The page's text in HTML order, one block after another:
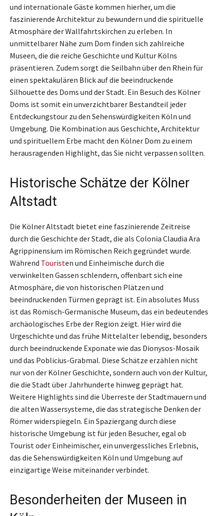
und internationale Gäste kommen hierher, um die
faszinierende Architektur zu bewundern und die spirituelle
Atmosphäre der Wallfahrtskirchen zu erleben. In
unmittelbarer Nähe zum Dom finden sich zahlreiche
Museen, die die reiche Geschichte und Kultur Kölns
präsentieren. Zudem sorgt die Seilbahn über den Rhein für
einen spektakulären Blick auf die beeindruckende
Silhouette des Doms und der Stadt. Ein Besuch des Kölner
Doms ist somit ein unverzichtbarer Bestandteil jeder
Entdeckungstour zu den Sehenswürdigkeiten Köln und
Umgebung. Die Kombination aus Geschichte, Architektur
und spirituellem Erbe macht den Kölner Dom zu einem
herausragenden Highlight, das Sie nicht verpassen sollten.
Historische Schätze der Kölner
Altstadt
Die Kölner Altstadt bietet eine faszinierende Zeitreise
durch die Geschichte der Stadt, die als Colonia Claudia Ara
Agrippinensium im Römischen Reich gegründet wurde.
Während Touristen und Einheimische durch die
verwinkelten Gassen schlendern, offenbart sich eine
Atmosphäre, die von historischen Plätzen und
beeindruckenden Türmen geprägt ist. Ein absolutes Muss
ist das Römisch-Germanische Museum, das ein bedeutendes
archäologisches Erbe der Region zeigt. Hier wird die
Urgeschichte und das frühe Mittelalter lebendig, besonders
durch beeindruckende Exponate wie das Dionysos-Mosaik
und das Poblicius-Grabmal. Diese Schätze erzählen nicht
nur von der Kölner Geschichte, sondern auch von der Kultur,
die die Stadt über Jahrhunderte hinweg geprägt hat.
Weitere Highlights sind die Überreste der Stadtmauern und
die alten Wassersysteme, die das strategische Denken der
Römer widerspiegeln. Ein Spaziergang durch diese
historische Umgebung ist für jeden Besucher, egal ob
Tourist oder Einheimischer, ein unvergessliches Erlebnis,
das die Sehenswürdigkeiten Köln und Umgebung auf
einzigartige Weise miteinander verbindet.
Besonderheiten der Museen in